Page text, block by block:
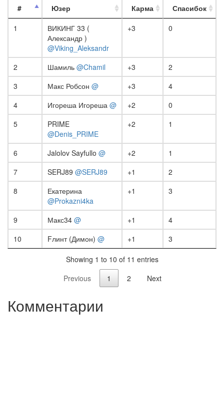
#
Юзер Карма
Спасибок
1
ВИКИНГ 33 (
Александр )
@Viking_Aleksandr
+3 0
2 Шамиль @Chamil +3
2
3
Макс Робсон @ +3
4
4
Игореша Игореша @ +2
0
5
PRIME
@Denis_PRIME
+2 1
6 Jalolov Sayfullo @ +2
1
7
SERJ89 @SERJ89 +1
2
8
Екатерина
@Prokazni4ka
+1 3
9 Макс34 @ +1
4
10
Fлинт (Димон) @ +1 3
Showing 1 to 10 of 11 entries
Previous
1 2 Next
Комментарии